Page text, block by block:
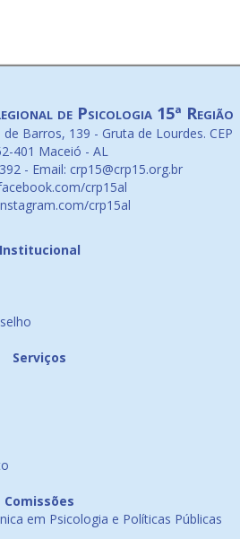
de Psicologia 15ª Região
Barros, 139 - Gruta de Lourdes. CEP
401 Maceió - AL
- Email: crp15@crp15.org.br
crp15al
crp15al
Institucional
Serviços
Comissões
em Psicologia e Políticas Públicas